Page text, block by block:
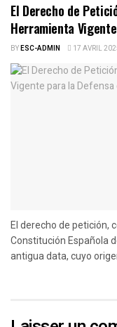
El Derecho de
Herramienta
BYESC-ADMIN 17 AVRIL
El derecho de petición,
Constitución Española
antigua data, cuyo